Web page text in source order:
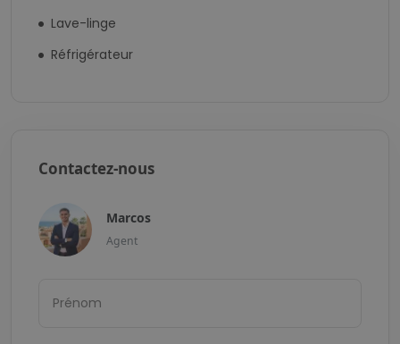
Lave-linge
Réfrigérateur
Contactez-nous
Marcos
Agent